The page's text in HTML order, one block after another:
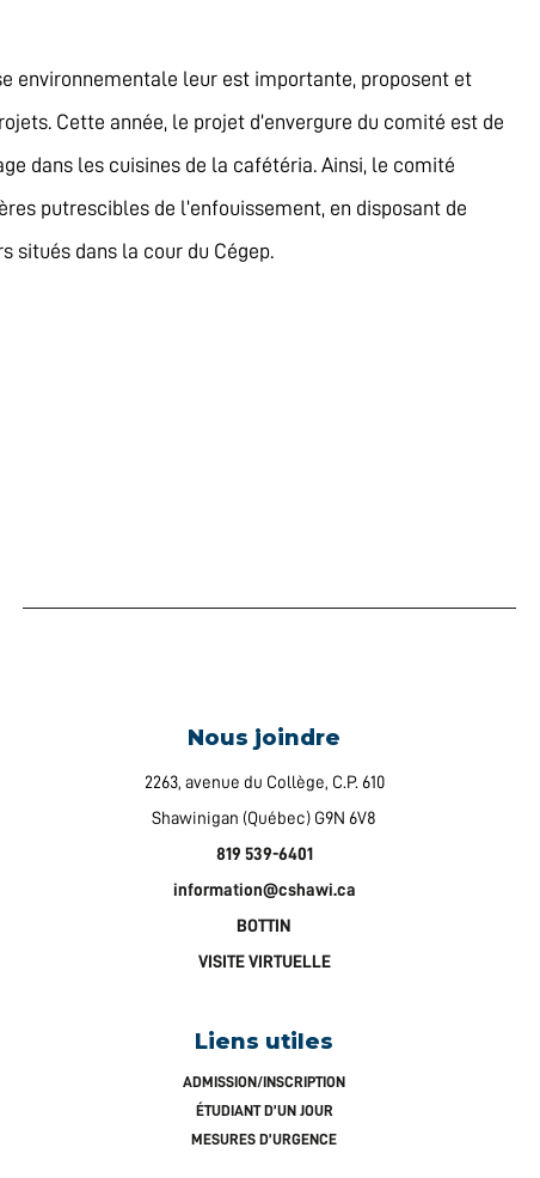
environnementale leur est importante, proposent et
Cette année, le projet d’envergure du comité est de
dans les cuisines de la cafétéria. Ainsi, le comité
putrescibles de l’enfouissement, en disposant de
situés dans la cour du Cégep.
Nous joindre
2263, avenue du Collège, C.P. 610
Shawinigan (Québec) G9N 6V8
819 539-6401
information@cshawi.ca
BOTTIN
VISITE VIRTUELLE
Liens utiles
ADMISSION/INSCRIPTION
ÉTUDIANT D’UN JOUR
MESURES D’URGENCE